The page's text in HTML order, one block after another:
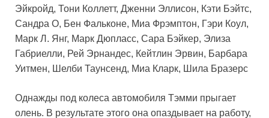
Эйкройд, Тони Коллетт, Дженни Эллисон, Кэти Бэйтс,
Сандра О, Бен Фальконе, Миа Фрэмптон, Гэри Коул,
Марк Л. Янг, Марк Дюпласс, Сара Бэйкер, Элиза
Габриелли, Рей Эрнандес, Кейтлин Эрвин, Барбара
Уитмен, Шелби Таунсенд, Миа Кларк, Шила Бразерс
Однажды под колеса автомобиля Тэмми прыгает
олень. В результате этого она опаздывает на работу,